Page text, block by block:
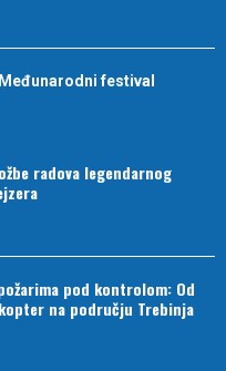
festival
radova legendarnog
pod kontrolom: Od
na području Trebinja